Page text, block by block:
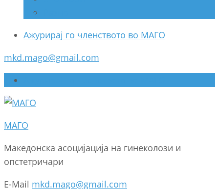
Ажурирај го членството во МАГО
mkd.mago@gmail.com
МАГО
Македонска асоцијација на гинеколози и
опстетричари
E-Mail mkd.mago@gmail.com